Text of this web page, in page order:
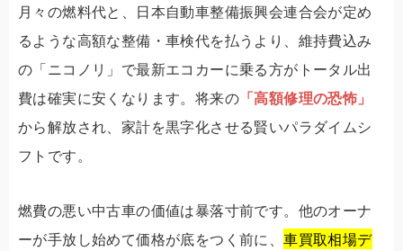
月々の燃料代と、日本自動車整備振興会連合会が定め
るような高額な整備・車検代を払うより、維持費込み
の「ニコノリ」で最新エコカーに乗る方がトータル出
費は確実に安くなります。将来の 「高額修理の恐怖」
から解放され、家計を黒字化させる賢いパラダイムシ
フトです。
燃費の悪い中古車の価値は暴落寸前です。他のオーナ
ーが手放し始めて価格が底をつく前に、車買取相場デ